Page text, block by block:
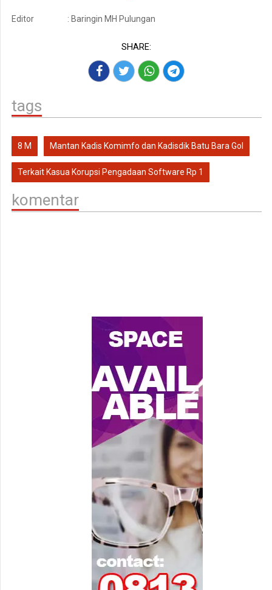
Editor : Baringin MH Pulungan
SHARE:
tags
8 M Mantan Kadis Komimfo dan Kadisdik Batu Bara Gol
Terkait Kasua Korupsi Pengadaan Software Rp 1
komentar